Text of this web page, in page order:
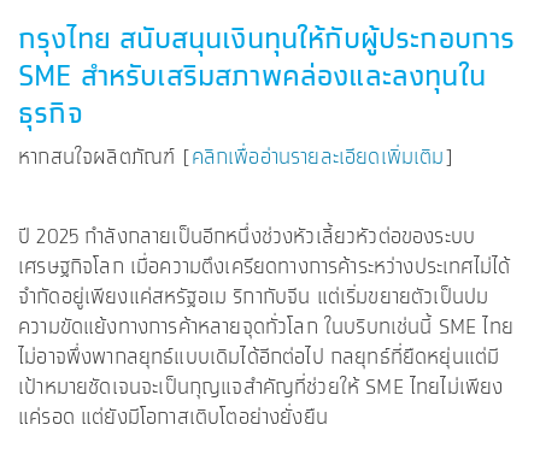
กรุงไทย สนับสนุนเงินทุนให้กับผู้ประกอบการ
SME สำหรับเสริมสภาพคล่องและลงทุนใน
ธุรกิจ
หากสนใจผลิตภัณฑ์ [คลิกเพื่ออ่านรายละเอียดเพิ่มเติม]
ปี 2025 กำลังกลายเป็นอีกหนึ่งช่วงหัวเลี้ยวหัวต่อของระบบ
เศรษฐกิจโลก เมื่อความตึงเครียดทางการค้าระหว่างประเทศไม่ได้
จำกัดอยู่เพียงแค่สหรัฐอเม ริกากับจีน แต่เริ่มขยายตัวเป็นปม
ความขัดแย้งทางการค้าหลายจุดทั่วโลก ในบริบทเช่นนี้ SME ไทย
ไม่อาจพึ่งพากลยุทธ์แบบเดิมได้อีกต่อไป กลยุทธ์ที่ยืดหยุ่นแต่มี
เป้าหมายชัดเจนจะเป็นกุญแจสำคัญที่ช่วยให้ SME ไทยไม่เพียง
แค่รอด แต่ยังมีโอกาสเติบโตอย่างยั่งยืน